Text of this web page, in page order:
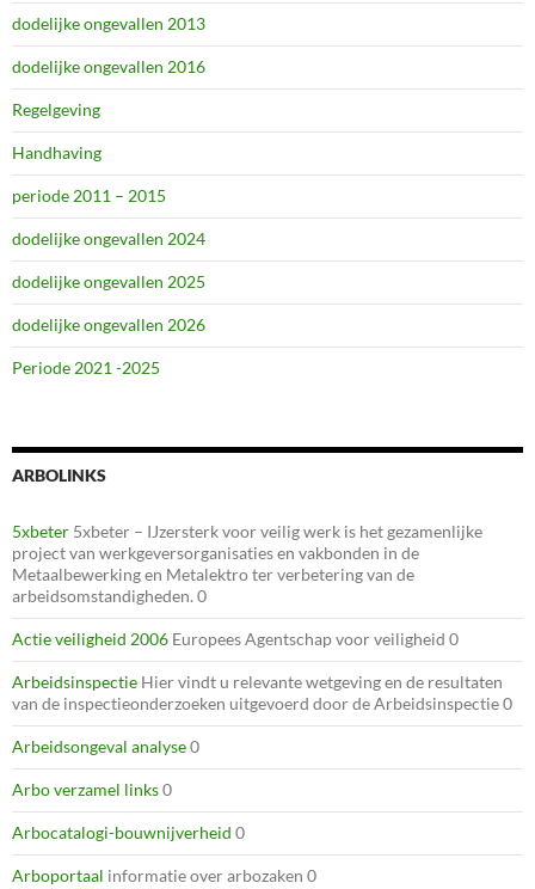
dodelijke ongevallen 2013
dodelijke ongevallen 2016
Regelgeving
Handhaving
periode 2011 – 2015
dodelijke ongevallen 2024
dodelijke ongevallen 2025
dodelijke ongevallen 2026
Periode 2021 -2025
ARBOLINKS
5xbeter 5xbeter – IJzersterk voor veilig werk is het gezamenlijke
project van werkgeversorganisaties en vakbonden in de
Metaalbewerking en Metalektro ter verbetering van de
arbeidsomstandigheden. 0
Actie veiligheid 2006 Europees Agentschap voor veiligheid 0
Arbeidsinspectie Hier vindt u relevante wetgeving en de resultaten
van de inspectieonderzoeken uitgevoerd door de Arbeidsinspectie 0
Arbeidsongeval analyse0
Arbo verzamel links0
Arbocatalogi-bouwnijverheid 0
Arboportaal informatie over arbozaken 0